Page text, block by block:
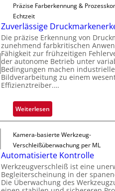
m
D
a
r
k
V
s
i
n
p
l
a
n
t
Ü
b
e
n
a
v
o
n
d
r
L
a
b
s
b
u
t
e
r
t
i
g
u
Präzise Farberkennung &
Echtzeit
Zuverlässige
Die präzise Erkennung von
zunehmend farbkritischen
Fähigkeit zur frühzeitigen
der autonome Betrieb unter
Bedingungen machen industrielle
Bildverarbeitung zu einem
Effizienztreiber.…
Weiterlesen:
Z
v
e
r
l
ä
Kamera-basierte Werkzeug-
Verschleißüberwachung per ML
Automatisierte Kontrolle
Werkzeugverschleiß ist eine
Begleiterscheinung in der
Die Überwachung des